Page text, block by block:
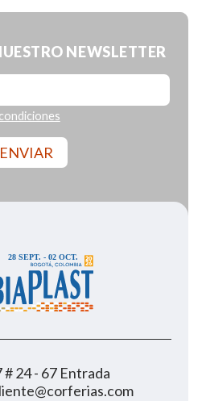
NEWSLETTER
24 - 67 Entrada